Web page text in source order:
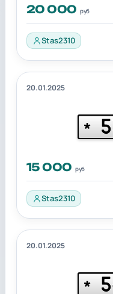
20 000 руб
Stas2310
20.01.2025
*
15 000 руб
Stas2310
20.01.2025
*